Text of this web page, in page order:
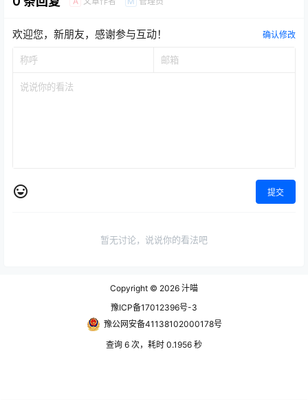
欢迎您，新朋友，感谢参与互动！ 确认修改
提交
暂无讨论，说说你的看法吧
Copyright © 2026 汁喵
豫ICP备17012396号-3
豫公网安备41138102000178号
查询 6 次，耗时 0.1956 秒